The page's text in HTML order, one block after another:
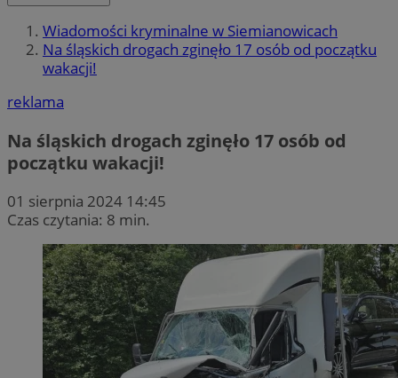
Wiadomości kryminalne w Siemianowicach
Na śląskich drogach zginęło 17 osób od początku
wakacji!
reklama
Na śląskich drogach zginęło 17 osób od
początku wakacji!
01 sierpnia 2024 14:45
Czas czytania: 8 min.